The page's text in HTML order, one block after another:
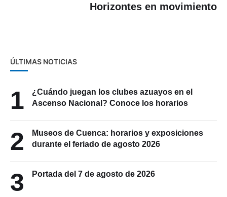
Horizontes en movimiento
ÚLTIMAS NOTICIAS
1
¿Cuándo juegan los clubes azuayos en el
Ascenso Nacional? Conoce los horarios
2
Museos de Cuenca: horarios y exposiciones
durante el feriado de agosto 2026
3 Portada del 7 de agosto de 2026